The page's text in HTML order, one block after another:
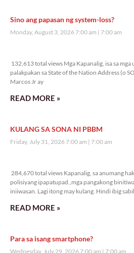
Sino ang papasan ng system-loss?
Monday, August 3, 2026 7:00 am 7:00 am
132,613 total views Mga Kapanalig, isa sa mga
palakpakan sa State of the Nation Address (o
Marcos Jr ay
READ MORE »
KULANG SA SONA NI PBBM
Friday, July 31, 2026 7:00 am 7:00 am
284,670 total views Kapanalig, sa anumang
polisiyang ipapatupad.,mga pangakong
iniiwasan. Lagi itong may kulang. Hindi ibig
READ MORE »
Para sa isang smartphone?
Wednesday, July 29, 2026 7:00 am 7:00 am